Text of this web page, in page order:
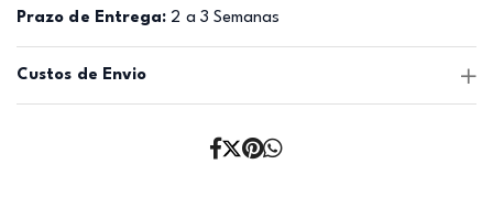
Prazo de Entrega: 2 a 3 Semanas
Custos de Envio